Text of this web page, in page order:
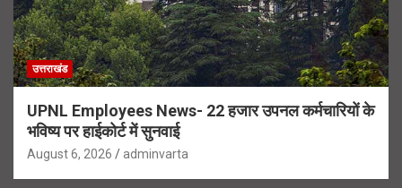
उत्तराखंड
UPNL Employees News- 22 हजार उपनल कर्मचारियों के
भविष्य पर हाईकोर्ट में सुनवाई
August 6, 2026 adminvarta